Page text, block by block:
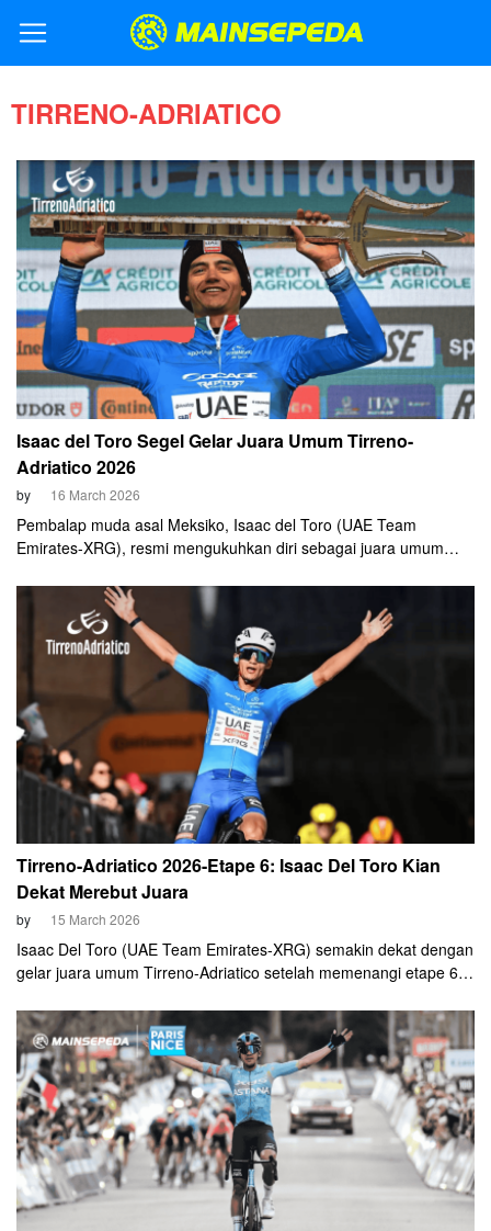
TIRRENO-ADRIATICO
Isaac del Toro Segel Gelar Juara Umum Tirreno-
Adriatico 2026
by 16 March 2026
Pembalap muda asal Meksiko, Isaac del Toro (UAE Team
Emirates-XRG), resmi mengukuhkan diri sebagai juara umum
Tirreno-Adriatico 2026-Etape 6: Isaac Del Toro Kian
Dekat Merebut Juara
by 15 March 2026
Isaac Del Toro (UAE Team Emirates-XRG) semakin dekat dengan
gelar juara umum Tirreno-Adriatico setelah memenangi etape 6
tersebut tampil tenang menghadapi gempuran para rival saat
mendaki tanjakan Camerino. Ia menunggu saat yang tepat
sebelum melakukan sprint penentu untuk mengklaim
kemenangan etape pertamanya pekan ini.